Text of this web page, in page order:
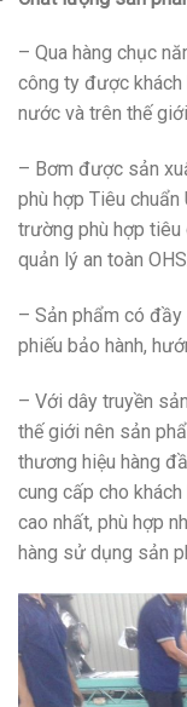
– Qua hàng chục
công ty được khách
nước và trên thế
– Bơm được sản
phù hợp Tiêu
trường phù hợp tiêu
quản lý an toàn
– Sản phẩm có
phiếu bảo hành,
– Với dây truyền
thế giới nên sản
thương hiệu hàng
cung cấp cho
cao nhất, phù hợp
hàng sử dụng sản